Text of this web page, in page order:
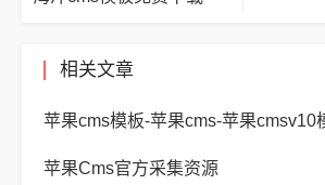
相关文章
苹果cms模板-苹果cms-苹果cmsv10
苹果Cms官方采集资源